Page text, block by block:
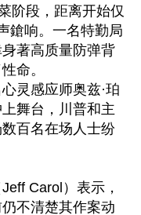
阶段，距离开始仅
鎗响。一名特勤局
著高质量防弹背
命。
灵感应师奥兹·珀
舞台，川普和主
百名在场人士纷
Carol）表示，
不清楚其作案动